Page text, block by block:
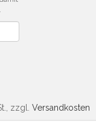
zzgl. Versandkosten